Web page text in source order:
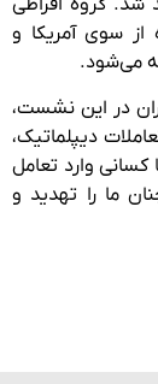
سوی آمریکا و
می‌شود.
در این نشست،
دیپلماتیک،
وارد تعامل
ما را تهدید و